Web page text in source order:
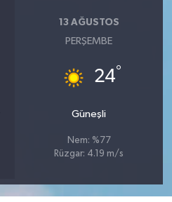
13 AĞUSTOS
PERŞEMBE
24°
Güneşli
Nem: %77
Rüzgar: 4.19 m/s